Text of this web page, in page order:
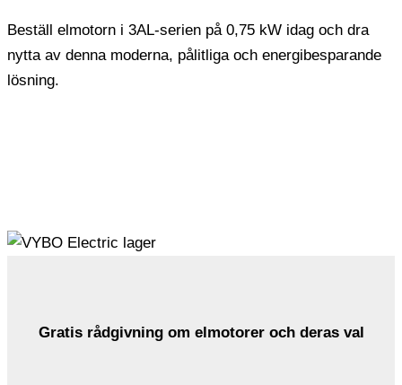
Beställ elmotorn i 3AL-serien på 0,75 kW idag och dra
nytta av denna moderna, pålitliga och energibesparande
lösning.
Gratis rådgivning om elmotorer och deras val